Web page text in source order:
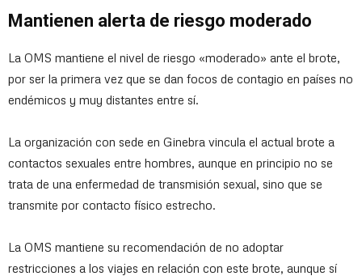
Mantienen alerta de riesgo moderado
La OMS mantiene el nivel de riesgo «moderado» ante el brote,
por ser la primera vez que se dan focos de contagio en países no
endémicos y muy distantes entre sí.
La organización con sede en Ginebra vincula el actual brote a
contactos sexuales entre hombres, aunque en principio no se
trata de una enfermedad de transmisión sexual, sino que se
transmite por contacto físico estrecho.
La OMS mantiene su recomendación de no adoptar
restricciones a los viajes en relación con este brote, aunque sí